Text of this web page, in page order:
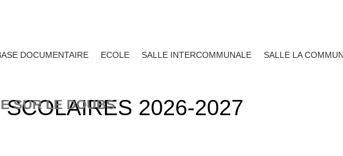
SUR LE DOUBS
DOCUMENTAIRE ECOLE SALLE INTERCOMMUNALE SALLE LA
2026-2027